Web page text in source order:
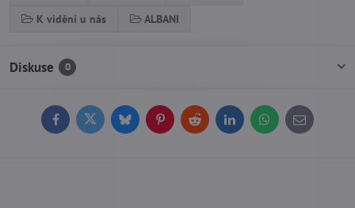
K vidění u nás
ALBANI
Diskuse 0
FacebookTwitterBlueskyPinterestReddit LinkedInWhatsApp
E-
mail